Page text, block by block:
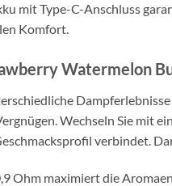
mit Type-C-Anschluss
Komfort.
Watermelon
Wechseln Sie mit
verbindet.
Ohm maximiert die